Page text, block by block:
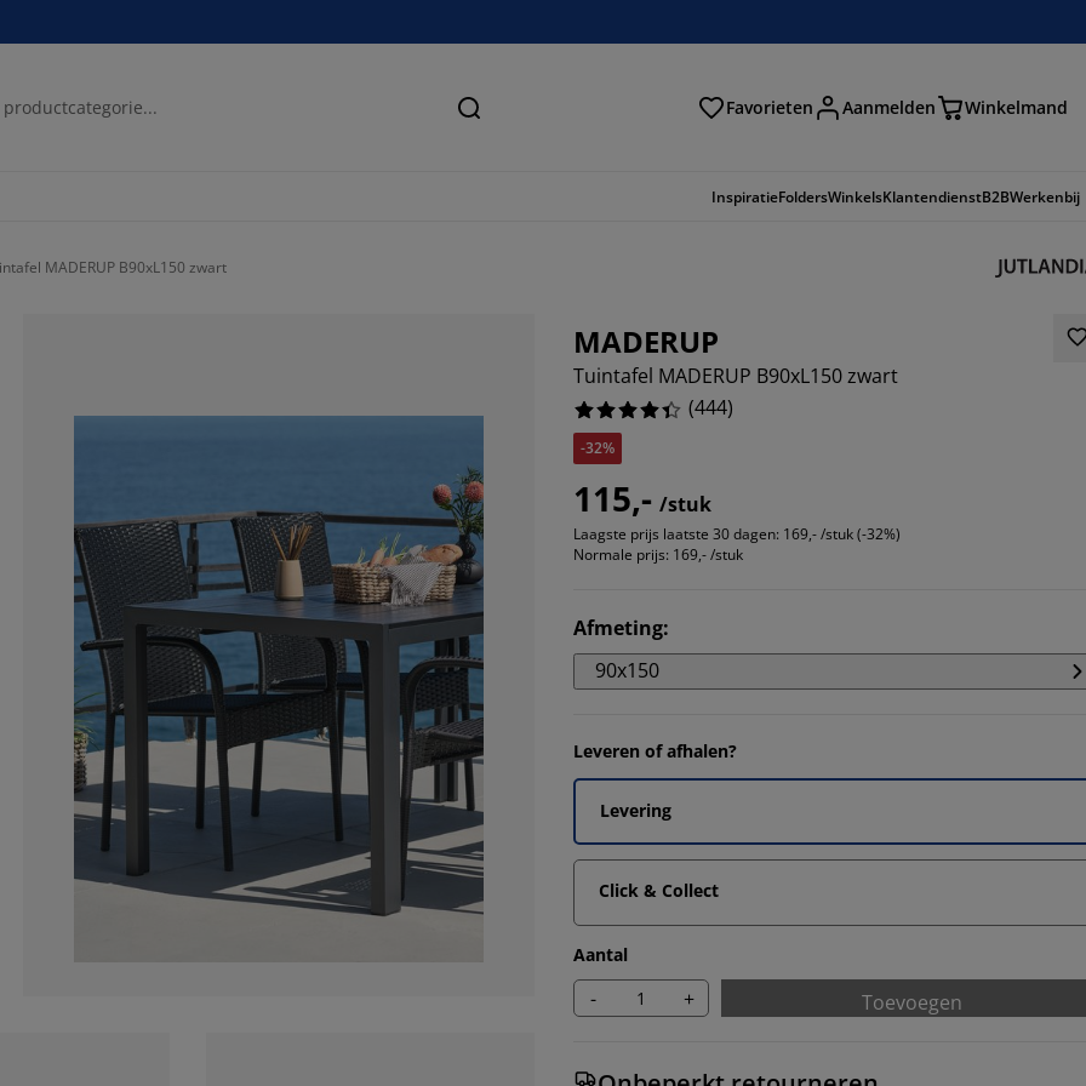
Zoeken Favorieten Aanmelden Winkelmand
InspiratieFoldersWinkelsKlantendienstB2BWerkenbij
MADERUP B90xL150 zwart
MADERUP
Tuintafel MADERUP B90xL150 zwart
(444)
-32%
115,- /stuk
Laagste prijs laatste 30 dagen: 169,- /stuk (-32%)
Normale prijs: 169,- /stuk
Afmeting:
90x150
Leveren of afhalen?
Levering
Click & Collect
Aantal
- + Toevoegen
70.04504504504504%
15.99099099099099%
5.405405405405405%
1.8018018018018018%
6.756756756756757%